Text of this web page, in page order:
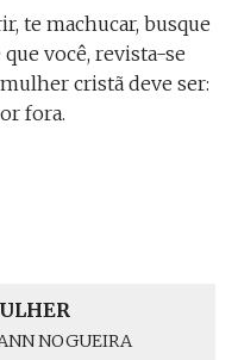
te machucar, busque
você, revista-se
cristã deve ser:
fora.
NOGUEIRA